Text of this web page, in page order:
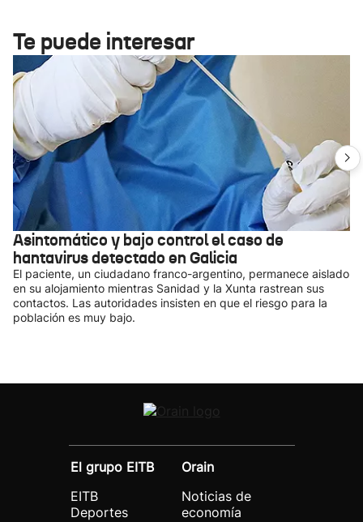
Te puede interesar
Asintomático y bajo control el caso de
hantavirus detectado en Galicia
El paciente, un ciudadano franco-argentino, permanece aislado
en su alojamiento mientras Sanidad y la Xunta rastrean sus
contactos. Las autoridades insisten en que el riesgo para la
población es muy bajo.
El grupo EITB
EITB
Deportes
Orain
Noticias de
economía